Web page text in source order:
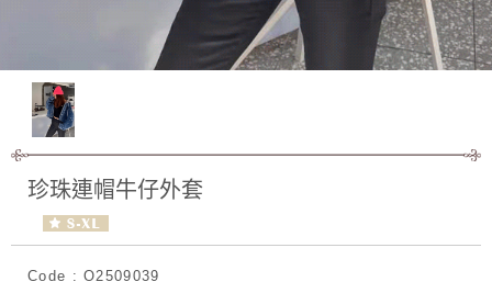
珍珠連帽牛仔外套
Code : O2509039